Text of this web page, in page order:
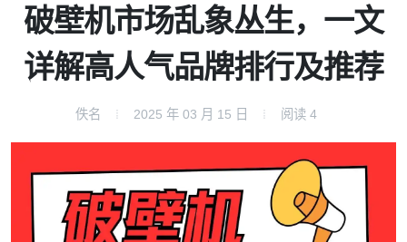
破壁机市场乱象丛生，一文
详解高人气品牌排行及推荐
佚名 2025 年 03 月 15 日 阅读 4